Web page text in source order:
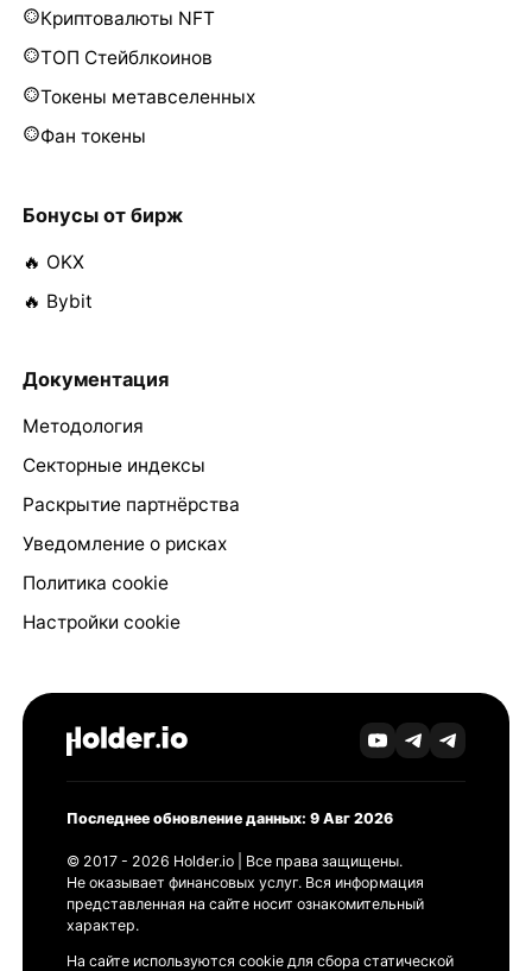
Криптовалюты NFT
ТОП Стейблкоинов
Токены метавселенных
Фан токены
Бонусы от бирж
🔥 OKX
🔥 Bybit
Документация
Методология
Секторные индексы
Раскрытие партнёрства
Уведомление о рисках
Политика cookie
Настройки cookie
Последнее обновление данных: 9 Авг 2026
© 2017 - 2026 Holder.io | Все права защищены.
Не оказывает финансовых услуг. Вся информация
представленная на сайте носит ознакомительный
характер.
На сайте используются cookie для сбора статической